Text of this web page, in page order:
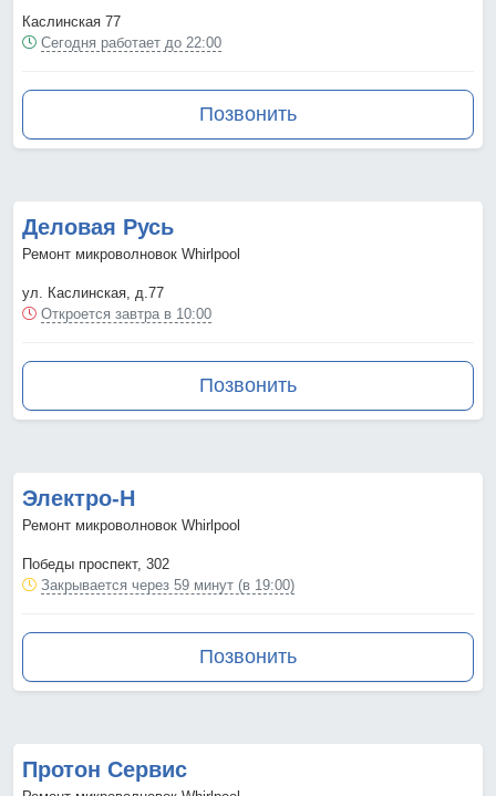
Каслинская 77
Сегодня работает до 22:00
Позвонить
Деловая Русь
Ремонт микроволновок Whirlpool
ул. Каслинская, д.77
Откроется завтра в 10:00
Позвонить
Электро-Н
Ремонт микроволновок Whirlpool
Победы проспект, 302
Закрывается через 59 минут (в 19:00)
Позвонить
Протон Сервис